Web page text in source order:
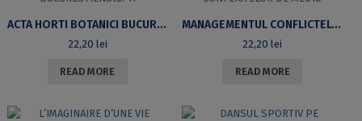
ACTA HORTI BOTANICI BUCURESTIENSIS. 41
22,20 lei
READ MORE
MANAGEMENTUL CONFLICTELOR DE MEDIU
22,20lei
READ MORE